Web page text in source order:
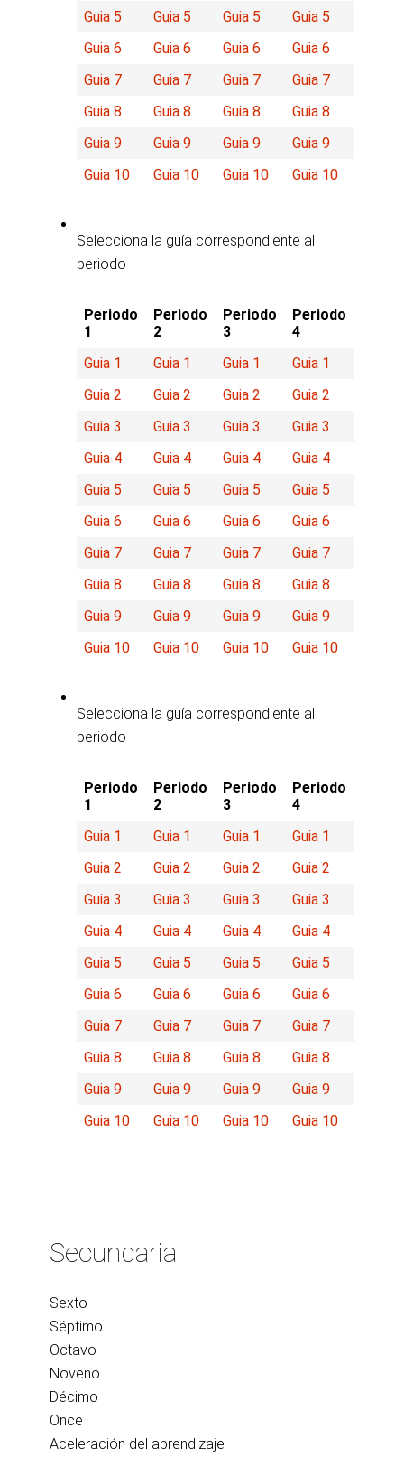
Guia 5 Guia 5 Guia 5
Guia 5
Guia 6
Guia 6 Guia 6
Guia 6
Guia 7
Guia 7 Guia 7
Guia 7
Guia 8
Guia 8 Guia 8
Guia 8
Guia 9
Guia 9 Guia 9
Guia 9
Guia 10
Guia 10 Guia 10 Guia 10
Selecciona la guía correspondiente al
periodo
Periodo
1
Periodo
2
Periodo
3
Periodo
4
Guia 1
Guia 1 Guia 1
Guia 1
Guia 2
Guia 2 Guia 2
Guia 2
Guia 3
Guia 3 Guia 3
Guia 3
Guia 4
Guia 4 Guia 4
Guia 4
Guia 5
Guia 5 Guia 5
Guia 5
Guia 6
Guia 6 Guia 6
Guia 6
Guia 7
Guia 7 Guia 7
Guia 7
Guia 8
Guia 8 Guia 8
Guia 8
Guia 9
Guia 9 Guia 9
Guia 9
Guia 10
Guia 10 Guia 10 Guia 10
Selecciona la guía correspondiente al
periodo
Periodo
1
Periodo
2
Periodo
3
Periodo
4
Guia 1
Guia 1 Guia 1
Guia 1
Guia 2
Guia 2 Guia 2
Guia 2
Guia 3
Guia 3 Guia 3
Guia 3
Guia 4
Guia 4 Guia 4
Guia 4
Guia 5
Guia 5 Guia 5
Guia 5
Guia 6
Guia 6 Guia 6
Guia 6
Guia 7
Guia 7 Guia 7
Guia 7
Guia 8
Guia 8 Guia 8
Guia 8
Guia 9
Guia 9 Guia 9
Guia 9
Guia 10
Guia 10 Guia 10 Guia 10
Secundaria
Sexto
Séptimo
Octavo
Noveno
Décimo
Once
Aceleración del aprendizaje